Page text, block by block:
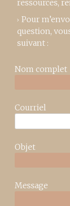
ressources,
Pour
question,
suivant :
Nom complet
Courriel
Objet
Message